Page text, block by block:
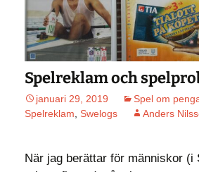
Spelreklam och
januari 29, 2019 Spel om
Spelreklam Swelogs Anders
När jag berättar för människor (i